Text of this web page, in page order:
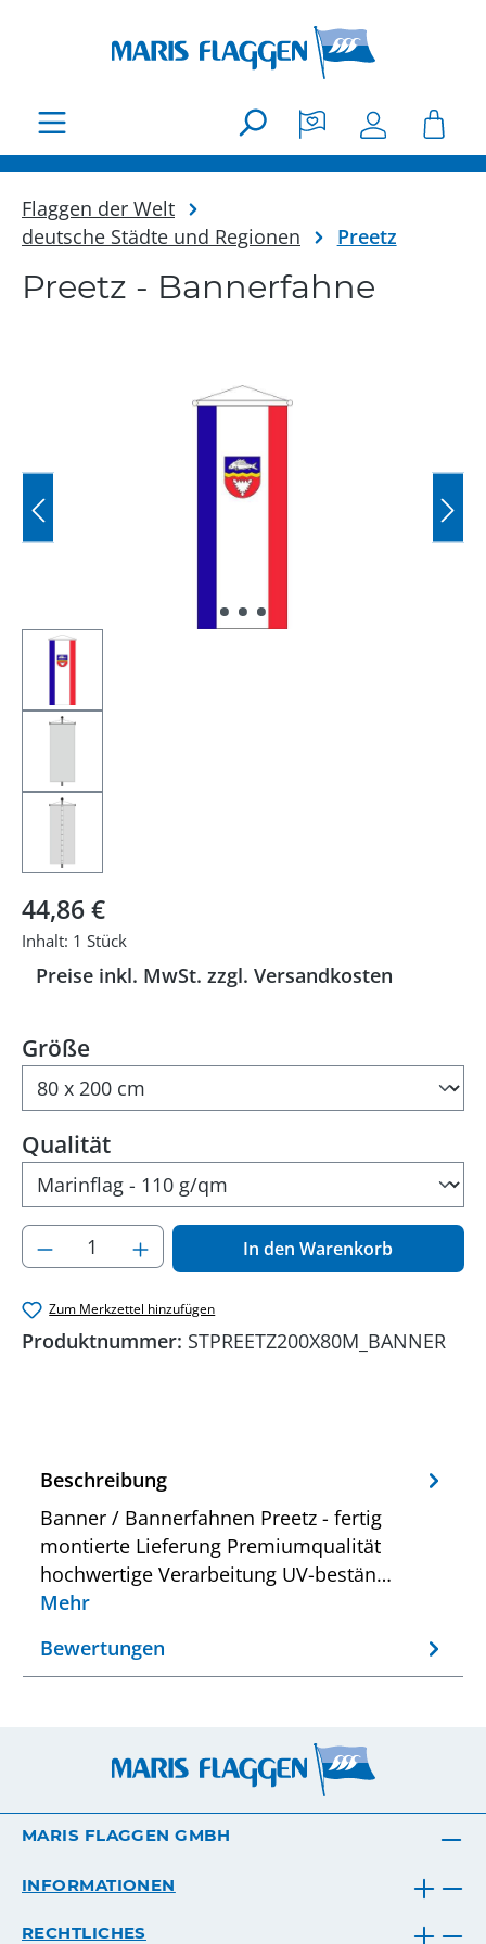
Flaggen der Welt
deutsche Städte und Regionen
Preetz
Preetz - Bannerfahne
Bildergalerie überspringen
Regulärer Preis:
44,86 €
Inhalt: 1 Stück
Preise inkl. MwSt. zzgl. Versandkosten
Größeauswählen
Qualitätauswählen
Produkt Anzahl: Gib den gewünschten
In den Warenkorb
Zum Merkzettel hinzufügen
Produktnummer: STPREETZ200X80M_BANNER
Beschreibung
Banner / Bannerfahnen Preetz - fertig
montierte Lieferung Premiumqualität
hochwertige Verarbeitung UV-bestän…
Mehr
Bewertungen
MARIS FLAGGEN GMBH
INFORMATIONEN
RECHTLICHES